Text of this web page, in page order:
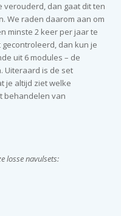
verouderd, dan gaat dit ten
We raden daarom aan om
minste 2 keer per jaar te
dan kun je
uit 6 modules – de
Uiteraard is de set
je altijd ziet welke
behandelen van
losse navulsets: